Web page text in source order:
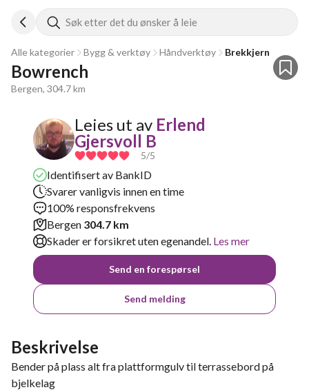
Søk etter det du ønsker å leie
Alle kategorier Bygg & verktøy Håndverktøy Brekkjern
Bowrench
Bergen, 304.7 km
Leies ut av Erlend
Gjersvoll B
5/5
Identifisert av BankID
Svarer vanligvis innen en time
100% responsfrekvens
Bergen 304.7 km
Skader er forsikret uten egenandel. Les mer
Send en forespørsel
Send melding
Beskrivelse
Bender på plass alt fra plattformgulv til terrassebord på
bjelkelag